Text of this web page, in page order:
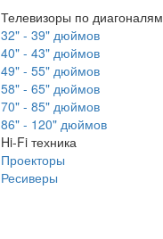
Телевизоры по диагоналям
32" - 39" дюймов
40" - 43" дюймов
49" - 55" дюймов
58" - 65" дюймов
70" - 85" дюймов
86" - 120" дюймов
Hi-Fi техника
Проекторы
Ресиверы